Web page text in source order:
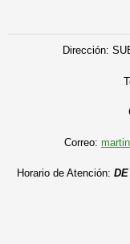
Dirección:
Correo:
Horario de Atención: